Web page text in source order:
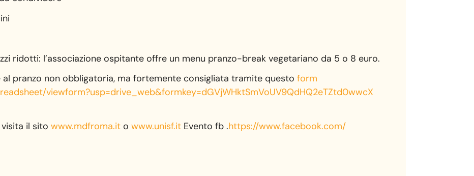
ridotti: l’associazione ospitante offre un menu pranzo-break vegetariano da 5 o 8 euro.
al pranzo non obbligatoria, ma fortemente consigliata tramite questoform
viewform?usp=drive_web&formkey=dGVjWHktSmVoUV9QdHQ2eTZtd0wwcX
visita il sitowww.mdfroma.it owww.unisf.it Evento fb .https://www.facebook.com/